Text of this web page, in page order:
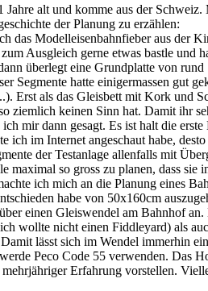
alt und komme aus der
der Planung zu erzählen:
das Modelleisenbahnfieber aus der
Ausgleich gerne etwas bastle und
überlegt eine Grundplatte von
Segmente hatte einigermassen gut
Erst als das Gleisbett mit Kork und
ziemlich keinen Sinn hat. Damit ihr
mir dann gesagt. Es ist halt die erste
ich im Internet angeschaut habe,
der Testanlage allenfalls mit
maximal so gross zu planen, dass
ich mich an die Planung eines
habe von 50x160cm
einen Gleiswendel am Bahnhof
wollte nicht einen Fiddleyard) als
lässt sich im Wendel immerhin
Peco Code 55 verwenden. Das
Erfahrung vorstellen.